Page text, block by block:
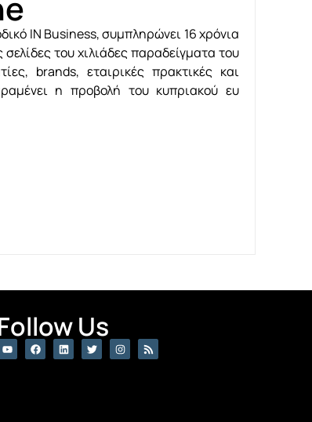
IN Business, συμπληρώνει 16 χρόνια
του χιλιάδες παραδείγματα του
brands, εταιρικές πρακτικές και
η προβολή του κυπριακού ευ
Us